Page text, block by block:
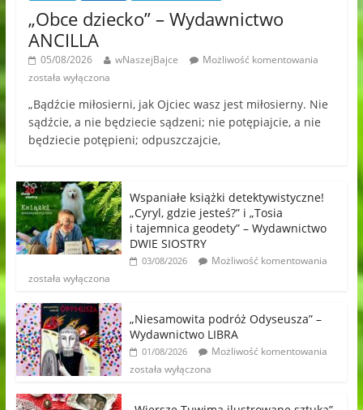
„Obce dziecko” – Wydawnictwo
ANCILLA
05/08/2026 wNaszejBajce
Możliwość komentowania
została wyłączona
„Bądźcie miłosierni, jak Ojciec wasz jest miłosierny. Nie
sądźcie, a nie będziecie sądzeni; nie potępiajcie, a nie
będziecie potępieni; odpuszczajcie,
Wspaniałe książki detektywistyczne!
„Cyryl, gdzie jesteś?” i „Tosia
i tajemnica geodety” – Wydawnictwo
DWIE SIOSTRY
03/08/2026
Możliwość komentowania
została wyłączona
„Niesamowita podróż Odyseusza” –
Wydawnictwo LIBRA
01/08/2026
Możliwość komentowania
została wyłączona